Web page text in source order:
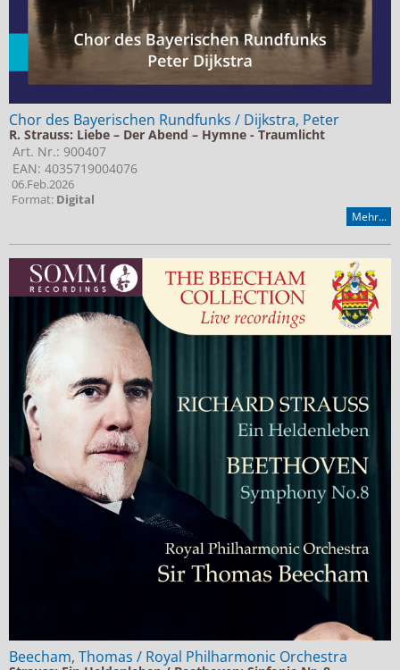
Chor des Bayerischen Rundfunks / Dijkstra, Peter
R. Strauss: Liebe – Der Abend – Hymne - Traumlicht
Art. Nr.: 900407
EAN: 4035719004076
06.Feb.2026
Format: Digital
Mehr...
Beecham, Thomas / Royal Philharmonic Orchestra